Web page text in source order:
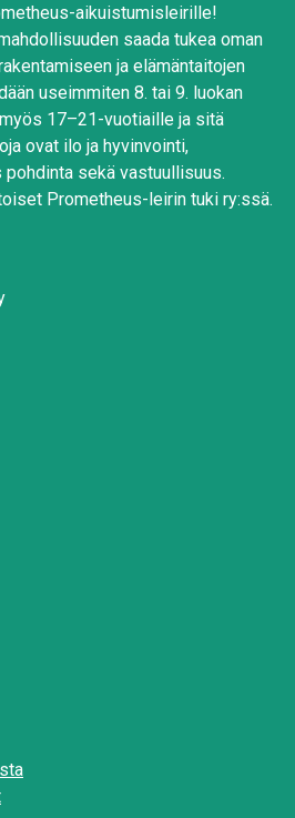
aikuistumisleirille!
saada tukea oman
ja elämäntaitojen
useimmiten 8. tai 9. luokan
17–21-vuotiaille ja sitä
ovat ilo ja hyvinvointi,
sekä vastuullisuus.
Prometheus-leirin tuki ry:ssä.